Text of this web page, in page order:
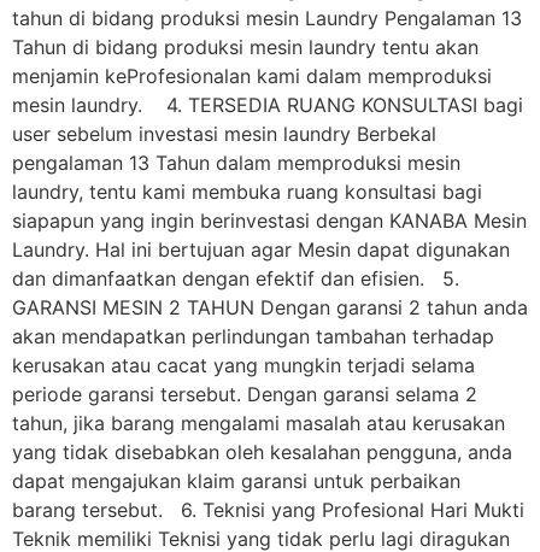
tahun di bidang produksi mesin Laundry Pengalaman 13
Tahun di bidang produksi mesin laundry tentu akan
menjamin keProfesionalan kami dalam memproduksi
mesin laundry. 4. TERSEDIA RUANG KONSULTASI bagi
user sebelum investasi mesin laundry Berbekal
pengalaman 13 Tahun dalam memproduksi mesin
laundry, tentu kami membuka ruang konsultasi bagi
siapapun yang ingin berinvestasi dengan KANABA Mesin
Laundry. Hal ini bertujuan agar Mesin dapat digunakan
dan dimanfaatkan dengan efektif dan efisien. 5.
GARANSI MESIN 2 TAHUN Dengan garansi 2 tahun anda
akan mendapatkan perlindungan tambahan terhadap
kerusakan atau cacat yang mungkin terjadi selama
periode garansi tersebut. Dengan garansi selama 2
tahun, jika barang mengalami masalah atau kerusakan
yang tidak disebabkan oleh kesalahan pengguna, anda
dapat mengajukan klaim garansi untuk perbaikan
barang tersebut. 6. Teknisi yang Profesional Hari Mukti
Teknik memiliki Teknisi yang tidak perlu lagi diragukan